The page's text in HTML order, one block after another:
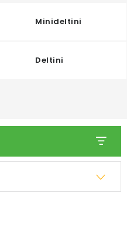
Minideltini
Deltini